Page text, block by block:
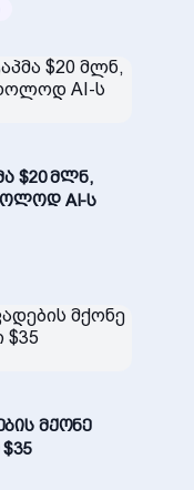
$20 მლნ,
AI-ს
მქონე